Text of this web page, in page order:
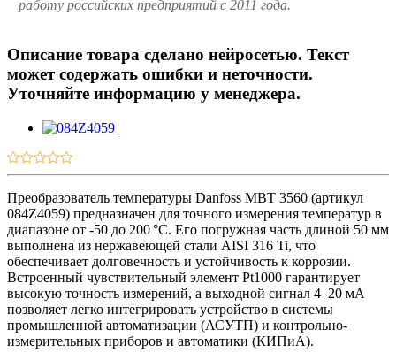
работу российских предприятий с 2011 года.
Описание товара сделано нейросетью. Текст
может содержать ошибки и неточности.
Уточняйте информацию у менеджера.
Преобразователь температуры Danfoss MBT 3560 (артикул
084Z4059) предназначен для точного измерения температур в
диапазоне от -50 до 200 °C. Его погружная часть длиной 50 мм
выполнена из нержавеющей стали AISI 316 Ti, что
обеспечивает долговечность и устойчивость к коррозии.
Встроенный чувствительный элемент Pt1000 гарантирует
высокую точность измерений, а выходной сигнал 4–20 мА
позволяет легко интегрировать устройство в системы
промышленной автоматизации (АСУТП) и контрольно-
измерительных приборов и автоматики (КИПиА).